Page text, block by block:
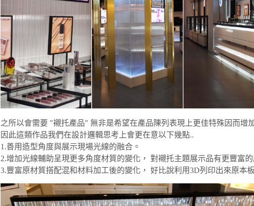
之所以會需要 "襯托產品" 無非是希望在產品陳列表現上更佳特殊因而增
因此這類作品我們在設計邏輯思考上會更在意以下幾點..
1.善用造型角度與展示現場光線的融合。
2.增加光線輔助呈現更多角度材質的變化， 對襯托主題展示品有更豐富的
3.豐富原材質搭配混和材料加工後的變化， 好比說利用3D列印出來原本